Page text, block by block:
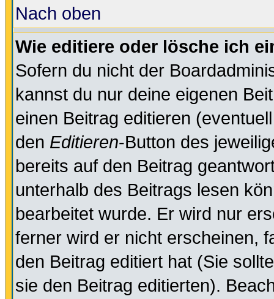
Nach oben
Wie editiere oder lösche ich
Sofern du nicht der
kannst du nur deine eigenen
einen Beitrag editieren
den Editieren-Button des
bereits auf den Beitrag
unterhalb des Beitrags lesen
bearbeitet wurde. Er wird nur
ferner wird er nicht erscheinen,
den Beitrag editiert hat (Sie
sie den Beitrag editierten).